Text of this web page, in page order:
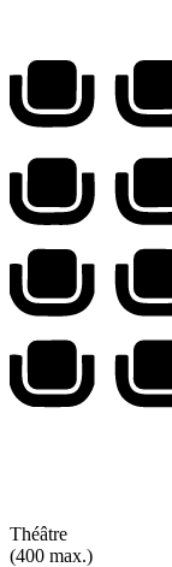
Théâtre
(400 max.)